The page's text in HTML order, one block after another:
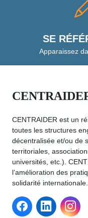
SE
Apparaissez
CENTRAIDER est un
toutes les structures
décentralisée et/ou de
territoriales,
universités, etc.).
l’amélioration des
solidarité internationale.